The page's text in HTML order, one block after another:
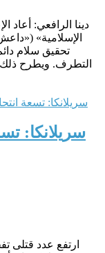
دينا الرافعي: أعاد
الإسلامية»
تحقيق سلام
التطرف. ويطرح
سريلانكا: